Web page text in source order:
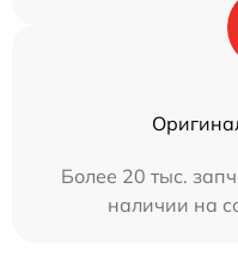
Более 20 тыс.
наличии на